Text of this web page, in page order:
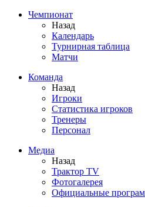
Чемпионат
Назад
Календарь
Турнирная таблица
Матчи
Команда
Назад
Игроки
Статистика игроков
Тренеры
Персонал
Медиа
Назад
Трактор TV
Фотогалерея
Официальные